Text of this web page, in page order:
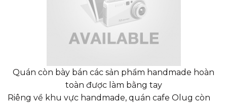
Quán còn bày bán các sản phẩm handmade hoàn
toàn được làm bằng tay
Riêng về khu vực handmade, quán cafe Olug còn